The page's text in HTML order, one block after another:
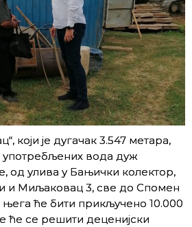
који је дугачак 3.547 метара,
употребљених вода дуж
од улива у Бањички колектор,
и Миљаковац 3, све до Спомен
њега ће бити прикључено 10.000
ће се решити деценијски